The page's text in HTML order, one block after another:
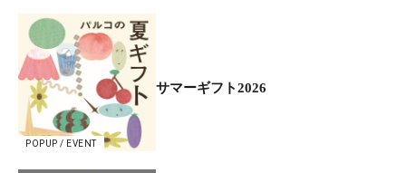
POPUP / EVENT
サマーギフト2026